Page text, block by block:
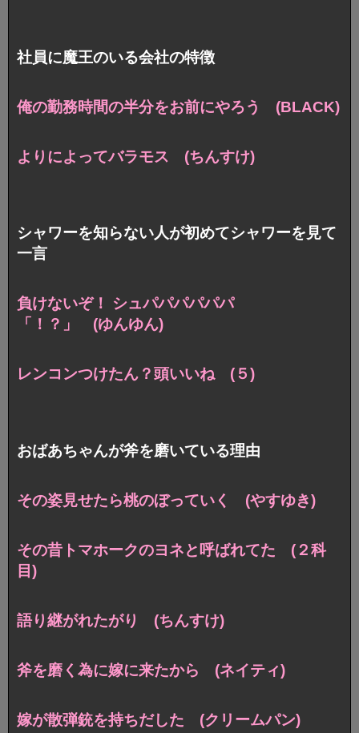
社員に魔王のいる会社の特徴
俺の勤務時間の半分をお前にやろう (BLACK)
よりによってバラモス (ちんすけ)
シャワーを知らない人が初めてシャワーを見て
一言
負けないぞ！ シュパパパパパパ
「！？」 (ゆんゆん)
レンコンつけたん？頭いいね (５)
おばあちゃんが斧を磨いている理由
その姿見せたら桃のぼっていく (やすゆき)
その昔トマホークのヨネと呼ばれてた (２科
目)
語り継がれたがり (ちんすけ)
斧を磨く為に嫁に来たから (ネイティ)
嫁が散弾銃を持ちだした (クリームパン)